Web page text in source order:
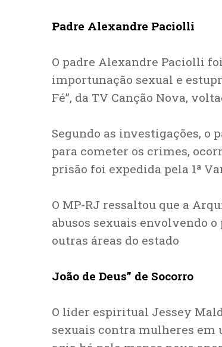
Padre Alexandre Paciolli
O padre Alexandre Paciolli
importunação sexual e
Fé”, da TV Canção Nova,
Segundo as investigações,
para cometer os crimes,
prisão foi expedida pela 1ª
O MP-RJ ressaltou que a
abusos sexuais envolvendo
outras áreas do estado
João de Deus” de Socorro
O líder espiritual Jessey
sexuais contra mulheres em